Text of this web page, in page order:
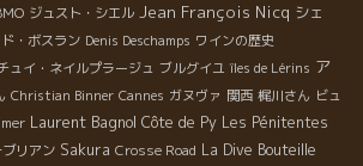
ジュスト・シエル Jean François Nicq シェ
・ボスラン Denis Deschamps ワインの歴史
ュイ・ネイルプラージュ ブルグイユ îles de Lérins ア
Christian Binner Cannes ガヌヴァ 関西 梶川さん ビュ
Laurent Bagnol Côte de Py Les Pénitentes
リアン Sakura Crosse Road La Dive Bouteille